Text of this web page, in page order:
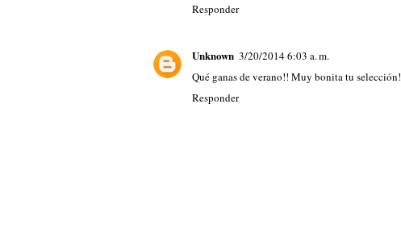
Responder
Unknown 3/20/2014 6:03 a. m.
Qué ganas de verano!! Muy bonita tu selección!
Responder